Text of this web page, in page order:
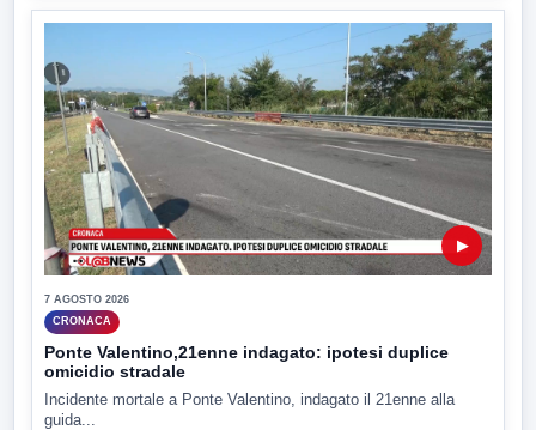
▶
7 AGOSTO 2026
CRONACA
Ponte Valentino,21enne indagato: ipotesi duplice
omicidio stradale
Incidente mortale a Ponte Valentino, indagato il 21enne alla
guida...